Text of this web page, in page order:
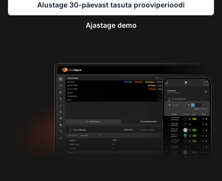
Alustage 30-päevast tasuta prooviperioodi
Ajastage demo